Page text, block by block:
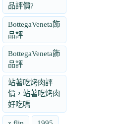
品評價?
BottegaVeneta飾
品評
BottegaVeneta飾
品評
站著吃烤肉評
價，站著吃烤肉
好吃嗎